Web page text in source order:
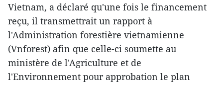
Vietnam, a déclaré qu'une fois le financement
reçu, il transmettrait un rapport à
l'Administration forestière vietnamienne
(Vnforest) afin que celle-ci soumette au
ministère de l'Agriculture et de
l'Environnement pour approbation le plan